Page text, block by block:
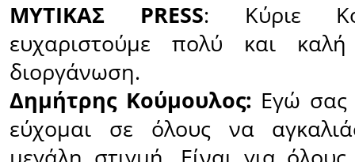
ΜΥΤΙΚΑΣ PRESS: Κύριε
ευχαριστούμε πολύ και
διοργάνωση.
Δημήτρης Κούμουλος: Εγώ σας
εύχομαι σε όλους να